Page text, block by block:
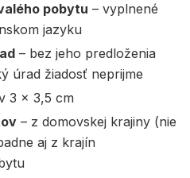
pobytu – vyplnené
jazyku
– bez jeho predloženia
úrad žiadosť neprijme
3 x 3,5 cm
– z domovskej krajiny (nie
aj z krajín